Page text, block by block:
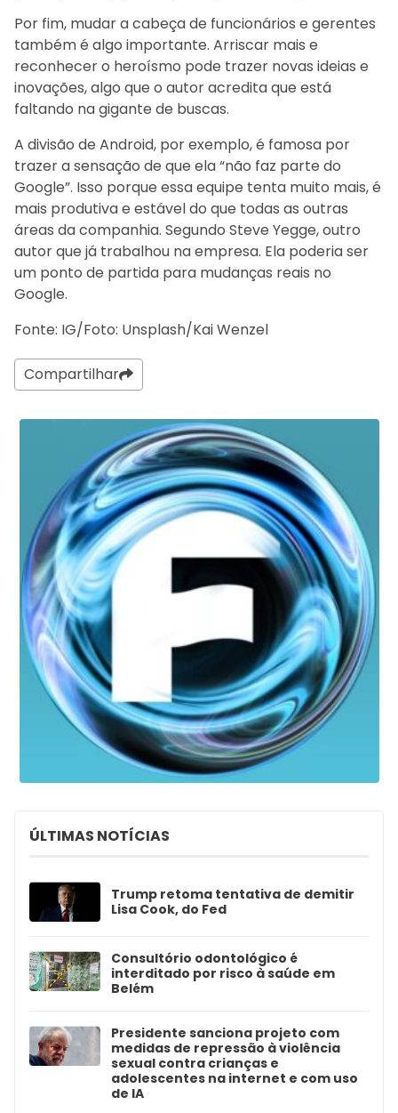
Por fim, mudar a cabeça de funcionários e gerentes
também é algo importante. Arriscar mais e
reconhecer o heroísmo pode trazer novas ideias e
inovações, algo que o autor acredita que está
faltando na gigante de buscas.
A divisão de Android, por exemplo, é famosa por
trazer a sensação de que ela “não faz parte do
Google”. Isso porque essa equipe tenta muito mais, é
mais produtiva e estável do que todas as outras
áreas da companhia. Segundo Steve Yegge, outro
autor que já trabalhou na empresa. Ela poderia ser
um ponto de partida para mudanças reais no
Google.
Fonte: IG/Foto: Unsplash/Kai Wenzel
Compartilhar
ÚLTIMAS NOTÍCIAS
Trump retoma tentativa de demitir
Lisa Cook, do Fed
Consultório odontológico é
interditado por risco à saúde em
Belém
Presidente sanciona projeto com
medidas de repressão à violência
sexual contra crianças e
adolescentes na internet e com uso
de IA